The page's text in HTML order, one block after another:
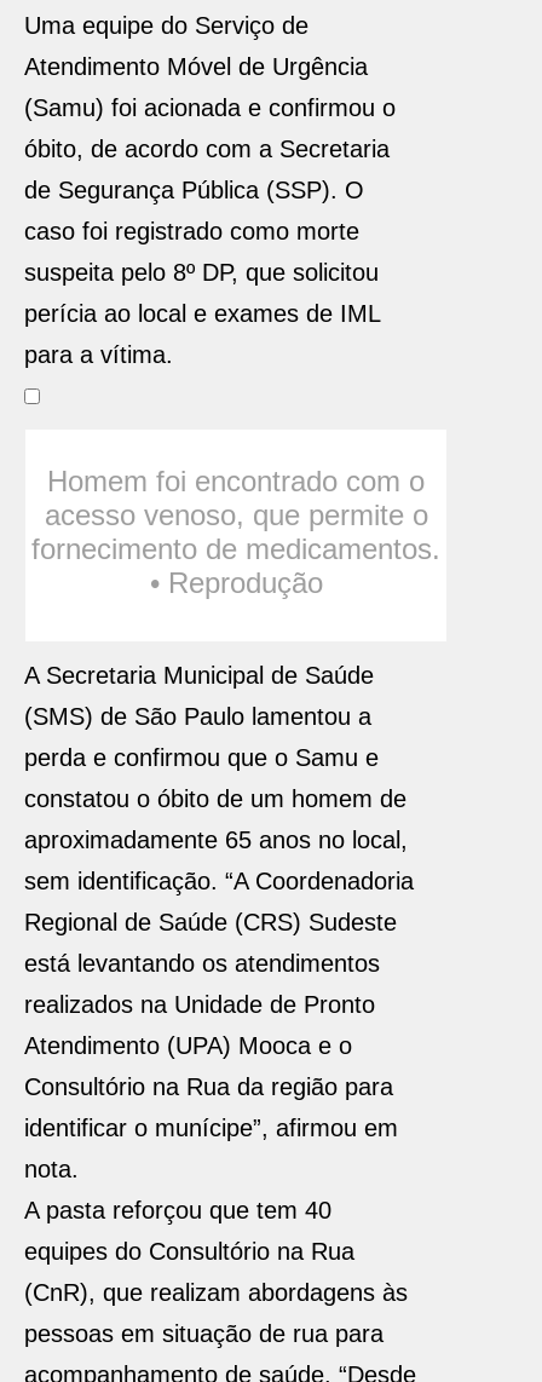
Uma equipe do Serviço de
Atendimento Móvel de Urgência
(Samu) foi acionada e confirmou o
óbito, de acordo com a Secretaria
de Segurança Pública (SSP). O
caso foi registrado como morte
suspeita pelo 8º DP, que solicitou
perícia ao local e exames de IML
para a vítima.
Homem foi encontrado com o
acesso venoso, que permite o
fornecimento de medicamentos.
• Reprodução
A Secretaria Municipal de Saúde
(SMS) de São Paulo lamentou a
perda e confirmou que o Samu e
constatou o óbito de um homem de
aproximadamente 65 anos no local,
sem identificação. “A Coordenadoria
Regional de Saúde (CRS) Sudeste
está levantando os atendimentos
realizados na Unidade de Pronto
Atendimento (UPA) Mooca e o
Consultório na Rua da região para
identificar o munícipe”, afirmou em
nota.
A pasta reforçou que tem 40
equipes do Consultório na Rua
(CnR), que realizam abordagens às
pessoas em situação de rua para
acompanhamento de saúde. “Desde